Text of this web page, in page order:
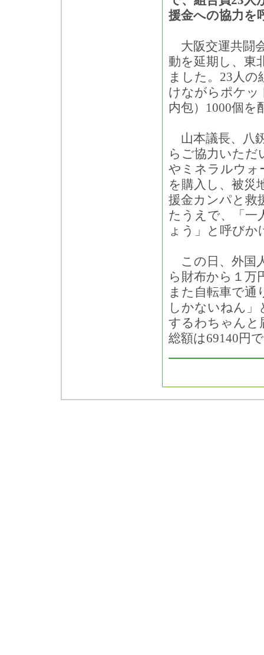
援金への協力を
大阪交運共闘
動を延期し、東
ました。23人
けながらポケッ
内包）1000個を
山本議長、八
らご協力いただ
やミネラルウォ
を購入し、被災
援金カンパと救
たうえで、「一
ょう」と呼びか
この日、外国
ら財布から１万
また自転車で通
しかないねん」
するわちゃんと
総額は69140円